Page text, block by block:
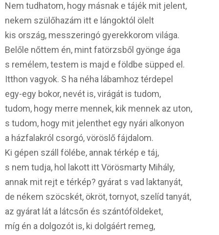
Nem tudhatom, hogy másnak e tájék mit jelent,
nekem szülőhazám itt e lángoktól ölelt
kis ország, messzeringó gyerekkorom világa.
Belőle nőttem én, mint fatörzsből gyönge ága
s remélem, testem is majd e földbe süpped el.
Itthon vagyok. S ha néha lábamhoz térdepel
egy-egy bokor, nevét is, virágát is tudom,
tudom, hogy merre mennek, kik mennek az uton,
s tudom, hogy mit jelenthet egy nyári alkonyon
a házfalakról csorgó, vöröslő fájdalom.
Ki gépen száll fölébe, annak térkép e táj,
s nem tudja, hol lakott itt Vörösmarty Mihály,
annak mit rejt e térkép? gyárat s vad laktanyát,
de nékem szöcskét, ökröt, tornyot, szelíd tanyát,
az gyárat lát a látcsőn és szántóföldeket,
míg én a dolgozót is, ki dolgáért remeg,